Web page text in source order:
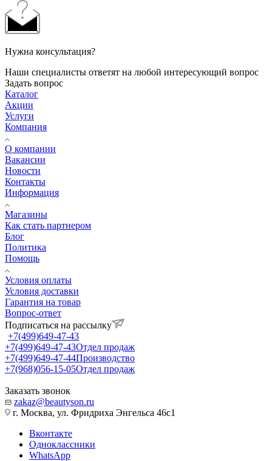
Нужна консультация?
Наши специалисты ответят на любой интересующий вопрос
Задать вопрос
Каталог
Акции
Услуги
Компания
О компании
Вакансии
Новости
Контакты
Информация
Магазины
Как стать партнером
Блог
Политика
Помощь
Условия оплаты
Условия доставки
Гарантия на товар
Вопрос-ответ
Подписаться на рассылку
+7(499)649-47-43
+7(499)649-47-43Отдел продаж
+7(499)649-47-44Производство
+7(968)056-15-05Отдел продаж
Заказать звонок
zakaz@beautyson.ru
г. Москва, ул. Фридриха Энгельса 46с1
Вконтакте
Одноклассники
WhatsApp